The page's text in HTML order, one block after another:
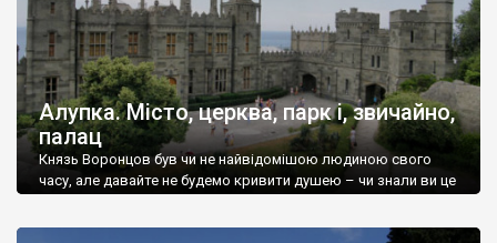
Алупка. Місто, церква, парк і, звичайно,
палац
Князь Воронцов був чи не найвідомішою людиною свого
часу, але давайте не будемо кривити душею – чи знали ви це